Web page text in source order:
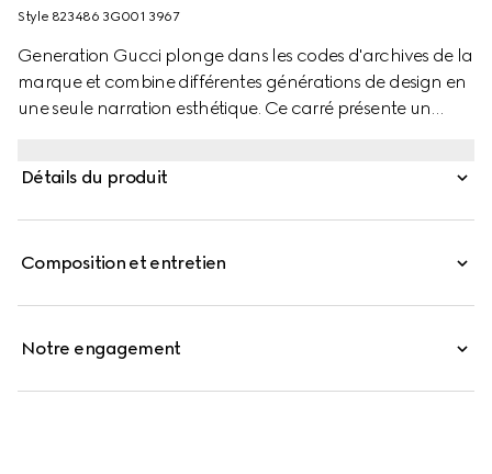
Style ‎823486 3G001 3967
Generation Gucci plonge dans les codes d'archives de la
marque et combine différentes générations de design en
une seule narration esthétique. Ce carré présente un
Détails du produit
Composition et entretien
Notre engagement